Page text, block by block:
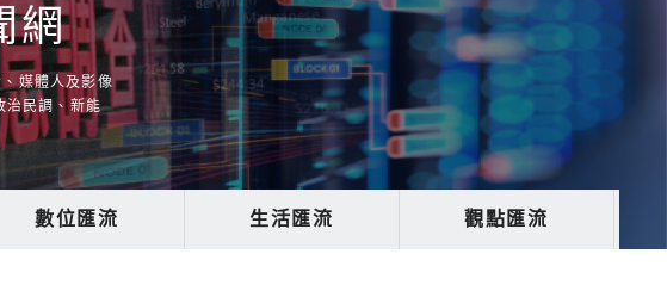
網
媒體人及影像
治民調、新能
數位匯流 生活匯流 觀點匯流